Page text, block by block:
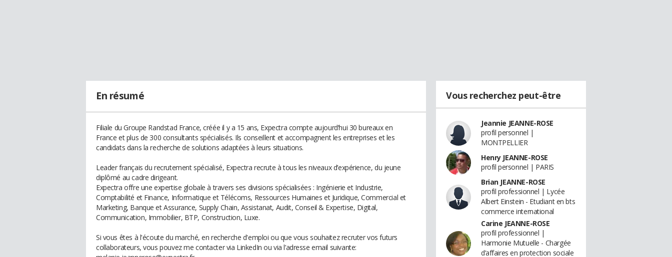
En résumé
Filiale du Groupe Randstad France, créée il y a 15 ans, Expectra compte aujourd’hui 30 bureaux en
France et plus de 300 consultants spécialisés. Ils conseillent et accompagnent les entreprises et les
candidats dans la recherche de solutions adaptées à leurs situations.
Leader français du recrutement spécialisé, Expectra recrute à tous les niveaux d’expérience, du jeune
diplômé au cadre dirigeant.
Expectra offre une expertise globale à travers ses divisions spécialisées : Ingénierie et Industrie,
Comptabilité et Finance, Informatique et Télécoms, Ressources Humaines et Juridique, Commercial et
Marketing, Banque et Assurance, Supply Chain, Assistanat, Audit, Conseil & Expertise, Digital,
Communication, Immobilier, BTP, Construction, Luxe.
Si vous êtes à l'écoute du marché, en recherche d'emploi ou que vous souhaitez recruter vos futurs
collaborateurs, vous pouvez me contacter via LinkedIn ou via l’adresse email suivante:
Vous recherchez peut-être
Jeannie JEANNE-ROSE
profil personnel |
MONTPELLIER
Henry JEANNE-ROSE
profil personnel | PARIS
Brian JEANNE-ROSE
profil professionnel | Lycée
Albert Einstein - Etudiant en bts
commerce international
Carine JEANNE-ROSE
profil professionnel |
Harmonie Mutuelle - Chargée
d’affaires en protection sociale